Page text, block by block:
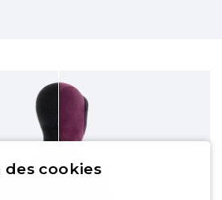
cookies